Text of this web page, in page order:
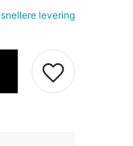
snellere levering